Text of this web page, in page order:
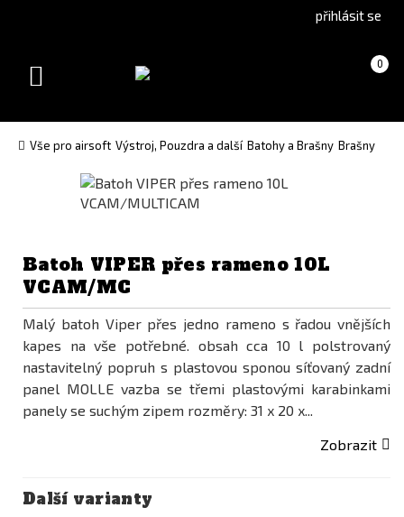
version(Slovak)
přihlásit se
Košík 0
(prázdný)
Toggle
Vše pro airsoft Výstroj, Pouzdra a další Batohy a Brašny Brašny
Batoh VIPER přes rameno 10L
VCAM/MC
Malý batoh Viper přes jedno rameno s řadou vnějších
kapes na vše potřebné. obsah cca 10 l polstrovaný
nastavitelný popruh s plastovou sponou síťovaný zadní
panel MOLLE vazba se třemi plastovými karabinkami
panely se suchým zipem rozměry: 31 x 20 x...
Zobrazit
Další varianty